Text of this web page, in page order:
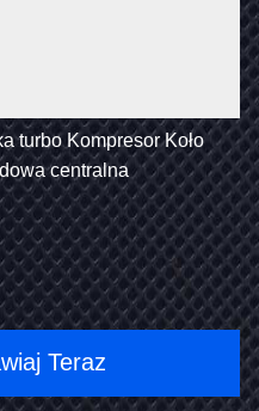
turbo Kompresor Koło
centralna
Teraz